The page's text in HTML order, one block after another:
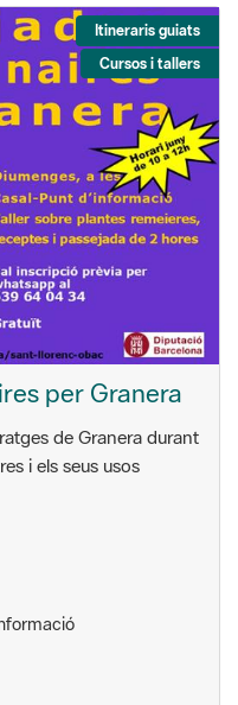
Itineraris guiats
Cursos i tallers
per Granera
de Granera durant
i els seus usos